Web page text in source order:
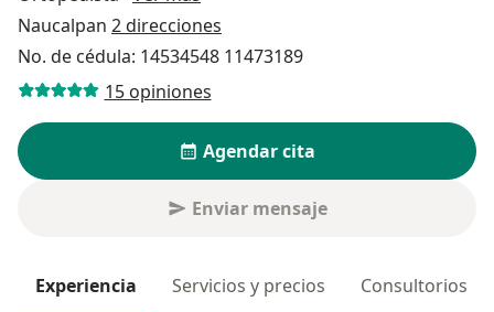
Naucalpan 2 direcciones
No. de cédula: 14534548 11473189
15 opiniones
Agendar cita
Enviar mensaje
Experiencia Servicios y precios Consultorios